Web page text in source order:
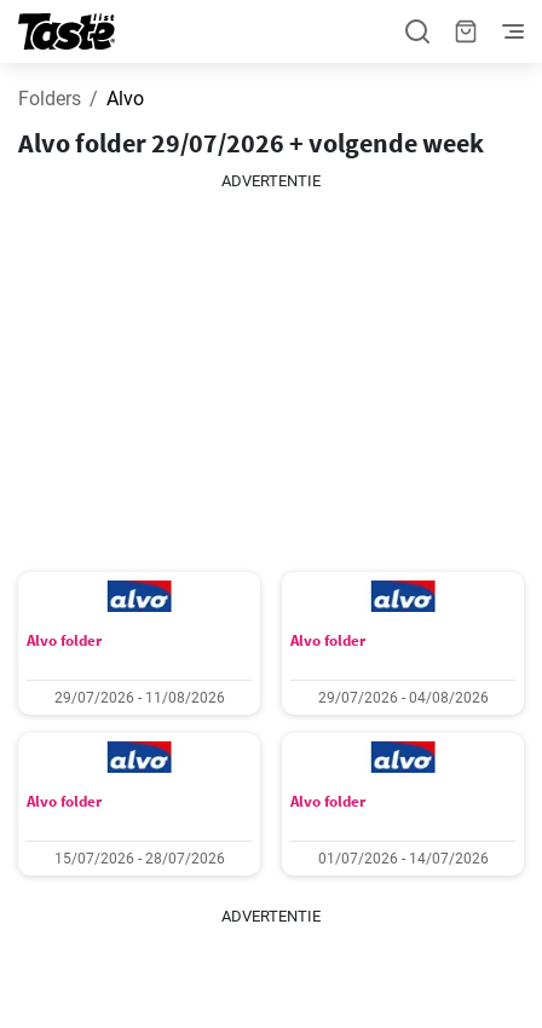
Folders Alvo
Alvo folder 29/07/2026 + volgende week
ADVERTENTIE
Alvo folder
29/07/2026 - 11/08/2026
Alvo folder
29/07/2026 - 04/08/2026
Alvo folder
15/07/2026 - 28/07/2026
Alvo folder
01/07/2026 - 14/07/2026
ADVERTENTIE